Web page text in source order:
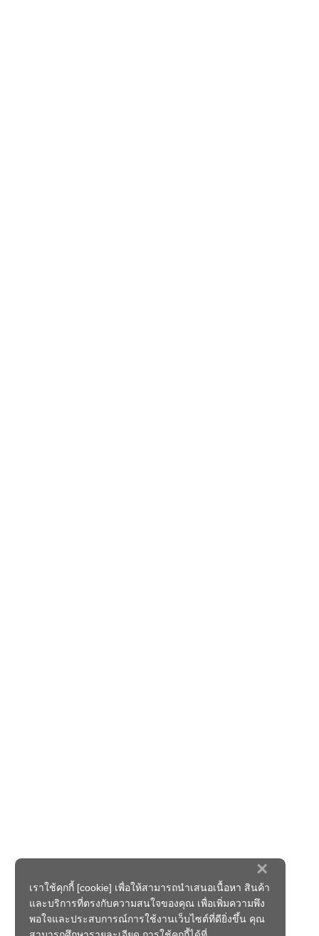
×
เราใช้คุกกี้ [cookie] เพื่อให้สามารถนำเสนอเนื้อหา สินค้า
และบริการที่ตรงกับความสนใจของคุณ เพื่อเพิ่มความพึง
พอใจและประสบการณ์การใช้งานเว็บไซต์ที่ดียิ่งขึ้น คุณ